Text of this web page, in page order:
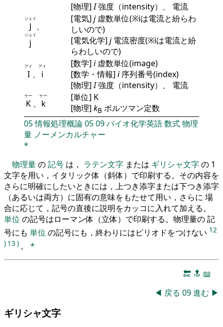
[物理]I強度（intensity）、 電流
J
ジェイ
、
j
ジェイ
[電気] j虚数単位(※iは電流と紛らわ
しいので)
[電気化学] j電流密度(※iは電流と紛
らわしいので)
I
アイ
、 i
アイ [数学] i虚数単位(image)
[数学・情報] i序列番号(index)
[物理]I強度（intensity）、 電流
K
ケー
、 k
ケー
[単位] K
[物理] kB ボルツマン定数
05情報処理概論0509バイオ化学英語数式物理
量 ノーメンカルチャー
*
物理量の記号 は， ラテン文字 または ギリシャ文字の 1
文字を用い，イタリック体（斜体）で印刷する。その内容を
さらに明確にしたいときには，上つき添字または下つき添字
（あるいは両方）に固有の意味をもたせて用い，さらに 場
合に応じて，記号の直後に説明をカッコに入れて加える。
単位 の記号はローマン体（立体）で印刷する。物理量の 記
号にも 単位 の記号にも，終わりにはピリオドをつけない 12
) 13 ) 。 *
🔚 🔝 📖
◀ 戻る 09進む ▶
ギリシャ文字